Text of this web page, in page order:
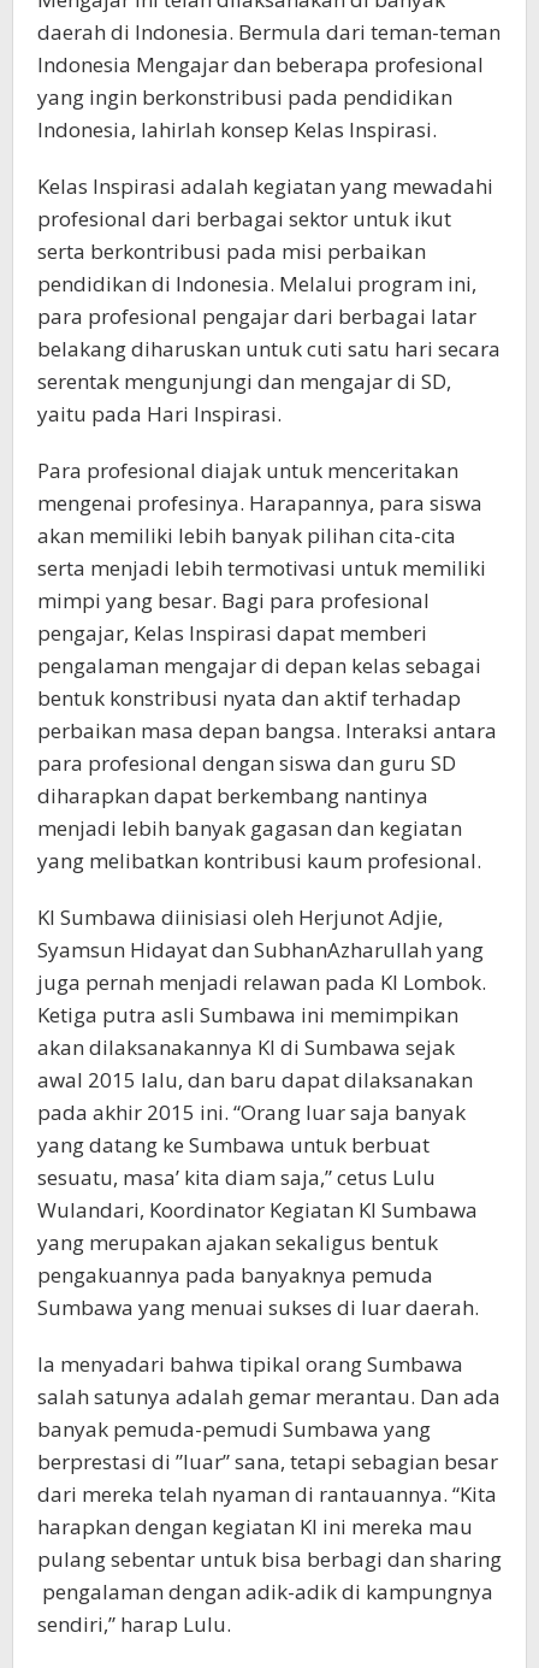
daerah di Indonesia. Bermula dari teman-teman
Indonesia Mengajar dan beberapa profesional
yang ingin berkonstribusi pada pendidikan
Indonesia, lahirlah konsep Kelas Inspirasi.
Kelas Inspirasi adalah kegiatan yang mewadahi
profesional dari berbagai sektor untuk ikut
serta berkontribusi pada misi perbaikan
pendidikan di Indonesia. Melalui program ini,
para profesional pengajar dari berbagai latar
belakang diharuskan untuk cuti satu hari secara
serentak mengunjungi dan mengajar di SD,
yaitu pada Hari Inspirasi.
Para profesional diajak untuk menceritakan
mengenai profesinya. Harapannya, para siswa
akan memiliki lebih banyak pilihan cita-cita
serta menjadi lebih termotivasi untuk memiliki
mimpi yang besar. Bagi para profesional
pengajar, Kelas Inspirasi dapat memberi
pengalaman mengajar di depan kelas sebagai
bentuk konstribusi nyata dan aktif terhadap
perbaikan masa depan bangsa. Interaksi antara
para profesional dengan siswa dan guru SD
diharapkan dapat berkembang nantinya
menjadi lebih banyak gagasan dan kegiatan
yang melibatkan kontribusi kaum profesional.
KI Sumbawa diinisiasi oleh Herjunot Adjie,
Syamsun Hidayat dan SubhanAzharullah yang
juga pernah menjadi relawan pada KI Lombok.
Ketiga putra asli Sumbawa ini memimpikan
akan dilaksanakannya KI di Sumbawa sejak
awal 2015 lalu, dan baru dapat dilaksanakan
pada akhir 2015 ini. “Orang luar saja banyak
yang datang ke Sumbawa untuk berbuat
sesuatu, masa’ kita diam saja,” cetus Lulu
Wulandari, Koordinator Kegiatan KI Sumbawa
yang merupakan ajakan sekaligus bentuk
pengakuannya pada banyaknya pemuda
Sumbawa yang menuai sukses di luar daerah.
Ia menyadari bahwa tipikal orang Sumbawa
salah satunya adalah gemar merantau. Dan ada
banyak pemuda-pemudi Sumbawa yang
berprestasi di ”luar” sana, tetapi sebagian besar
dari mereka telah nyaman di rantauannya. “Kita
harapkan dengan kegiatan KI ini mereka mau
pulang sebentar untuk bisa berbagi dan sharing
pengalaman dengan adik-adik di kampungnya
sendiri,” harap Lulu.